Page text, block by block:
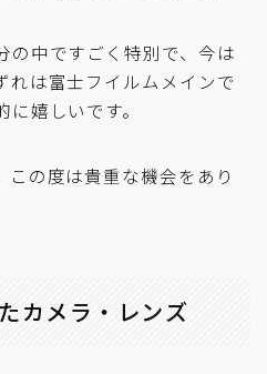
の中ですごく特別で、今は
れは富士フイルムメインで
嬉しいです。
この度は貴重な機会をあり
カメラ・レンズ